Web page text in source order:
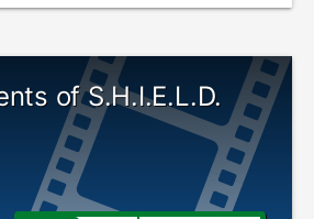
of S.H.I.E.L.D.